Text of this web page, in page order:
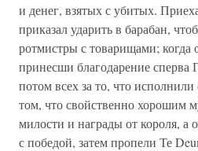
и денег, взятых с убитых.
приказал ударить в барабан,
ротмистры с товарищами; когда
принесши благодарение сперва
потом всех за то, что
том, что свойственно хорошим
милости и награды от короля, а
с победой, затем пропели Те